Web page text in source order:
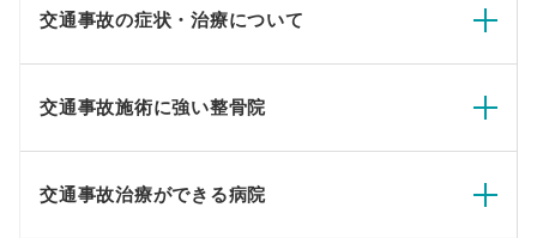
交通事故の症状・治療について
交通事故施術に強い整骨院
交通事故治療ができる病院